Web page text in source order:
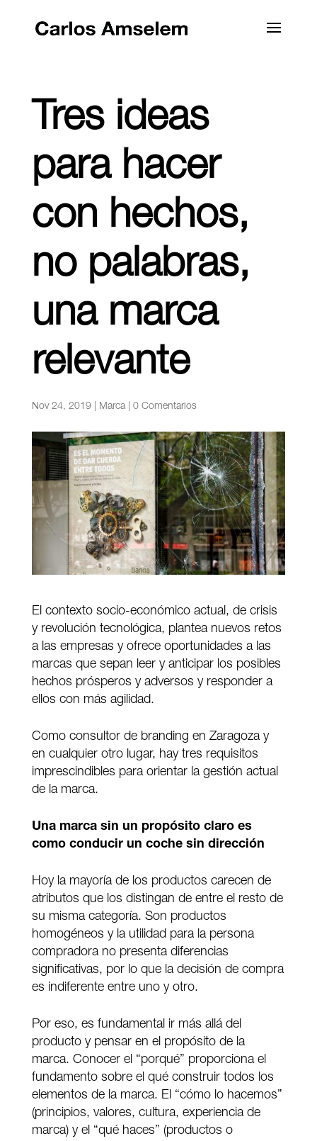
Tres ideas
para hacer
con hechos,
no palabras,
una marca
relevante
Nov 24, 2019| Marca| 0 Comentarios
El contexto socio-económico actual, de crisis
y revolución tecnológica, plantea nuevos retos
a las empresas y ofrece oportunidades a las
marcas que sepan leer y anticipar los posibles
hechos prósperos y adversos y responder a
ellos con más agilidad.
Como consultor de branding en Zaragoza y
en cualquier otro lugar, hay tres requisitos
imprescindibles para orientar la gestión actual
de la marca.
Una marca sin un propósito claro es
como conducir un coche sin dirección
Hoy la mayoría de los productos carecen de
atributos que los distingan de entre el resto de
su misma categoría. Son productos
homogéneos y la utilidad para la persona
compradora no presenta diferencias
significativas, por lo que la decisión de compra
es indiferente entre uno y otro.
Por eso, es fundamental ir más allá del
producto y pensar en el propósito de la
marca. Conocer el “porqué” proporciona el
fundamento sobre el qué construir todos los
elementos de la marca. El “cómo lo hacemos”
(principios, valores, cultura, experiencia de
marca) y el “qué haces” (productos o